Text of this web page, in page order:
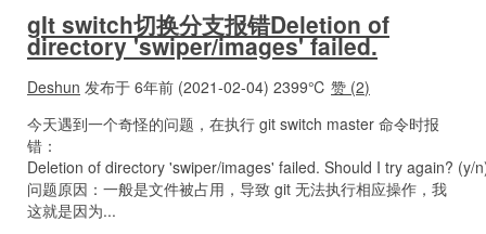
gIt switch切换分支报错Deletion of
directory 'swiper/images' failed.
Deshun 发布于 6年前 (2021-02-04) 2399℃ 赞 (2)
今天遇到一个奇怪的问题，在执行 git switch master 命令时报
错：
Deletion of directory 'swiper/images' failed. Should I try again? (y/
问题原因：一般是文件被占用，导致 git 无法执行相应操作，我
这就是因为...